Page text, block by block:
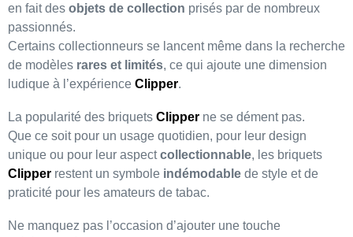
en fait des objets de collection prisés par de nombreux
passionnés.
Certains collectionneurs se lancent même dans la recherche
de modèles rares et limités, ce qui ajoute une dimension
ludique à l’expérience Clipper.
La popularité des briquets Clipper ne se dément pas.
Que ce soit pour un usage quotidien, pour leur design
unique ou pour leur aspectcollectionnable, les briquets
Clipper restent un symbole indémodable de style et de
praticité pour les amateurs de tabac.
Ne manquez pas l’occasion d’ajouter une touche